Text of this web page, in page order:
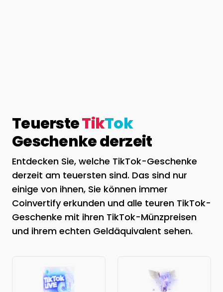
TeuersteTikTok
Geschenke derzeit
Entdecken Sie, welche TikTok-Geschenke
derzeit am teuersten sind. Das sind nur
einige von ihnen, Sie können immer
Coinvertify erkunden und alle teuren TikTok-
Geschenke mit ihren TikTok-Münzpreisen
und ihrem echten Geldäquivalent sehen.